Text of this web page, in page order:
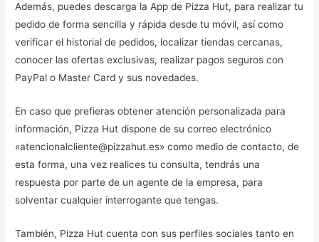
Además, puedes descarga la App de Pizza Hut, para realizar tu
pedido de forma sencilla y rápida desde tu móvil, así como
verificar el historial de pedidos, localizar tiendas cercanas,
conocer las ofertas exclusivas, realizar pagos seguros con
PayPal o Master Card y sus novedades.
En caso que prefieras obtener atención personalizada para
información, Pizza Hut dispone de su correo electrónico
«atencionalcliente@pizzahut.es» como medio de contacto, de
esta forma, una vez realices tu consulta, tendrás una
respuesta por parte de un agente de la empresa, para
solventar cualquier interrogante que tengas.
También, Pizza Hut cuenta con sus perfiles sociales tanto en